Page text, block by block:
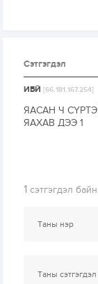
Сэтгэгдэл
ИБЙ[66.181.167.254]
ЯАСАН Ч
ЯАХАВ ДЭЭ 1
1 сэтгэгдэл